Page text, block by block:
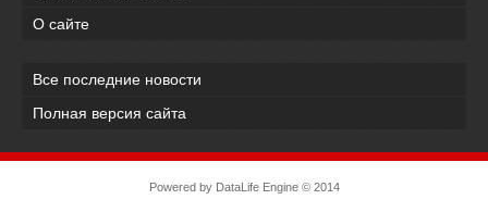
О сайте
Все последние новости
Полная версия сайта
Powered by DataLife Engine© 2014